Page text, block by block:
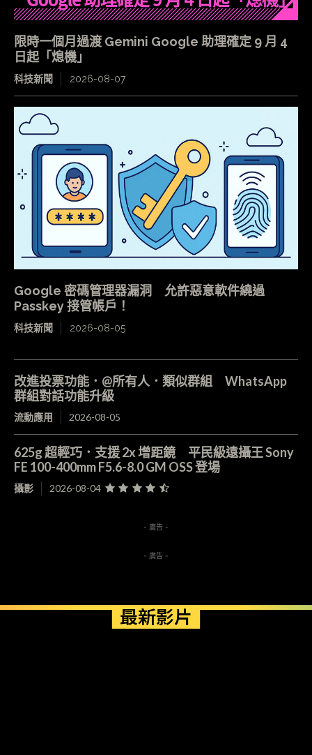
限時一個月過渡 Gemini Google 助理確定 9 月 4
日起「熄機」
科技新聞 2026-08-07
Google 密碼管理器漏洞 允許惡意軟件繞過
Passkey 接管帳戶！
科技新聞 2026-08-05
改進投票功能．@所有人．類似群組 WhatsApp
群組對話功能升級
流動應用 2026-08-05
625g 超輕巧．支援 2x 增距鏡 平民級遠攝王 Sony
FE 100-400mm F5.6-8.0 GM OSS 登場
攝影 2026-08-04
- 廣告 -
- 廣告 -
最新影片